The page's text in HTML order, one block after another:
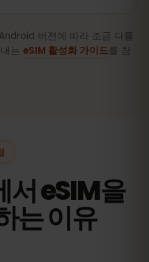
버전에 따라 조금 다를
는 eSIM 활성화 가이드를 참
서 eSIM을
는 이유